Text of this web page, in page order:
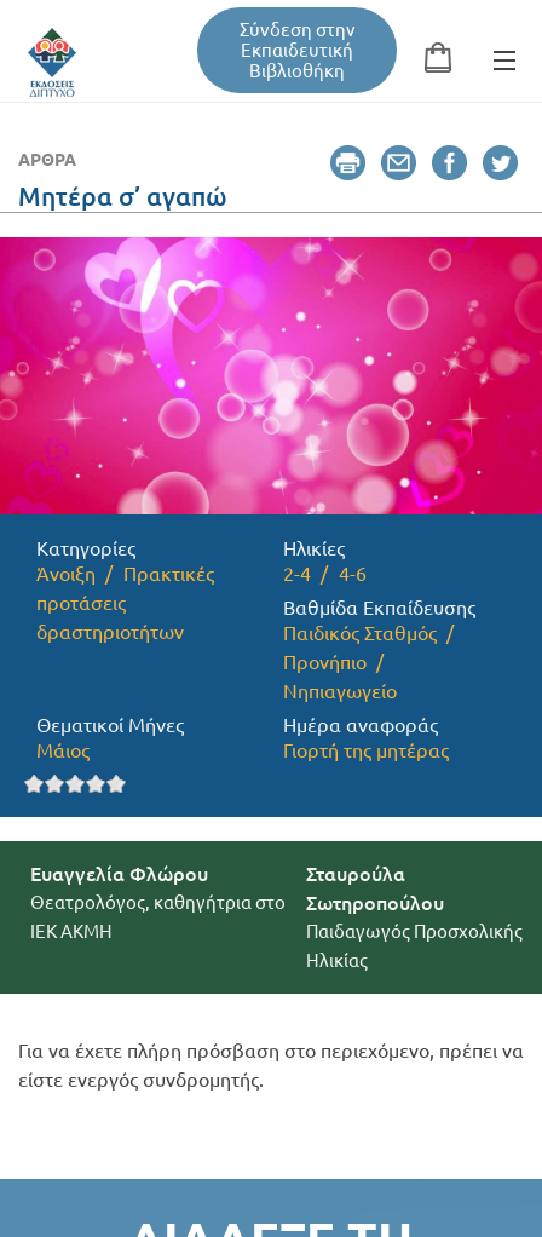
Σύνδεση στην
Εκπαιδευτική
Βιβλιοθήκη
Φόρμα αναζήτησης
Εκπαιδευτική Βιβλιοθήκη
Βιβλία
Σεμινάρια / Συνέδρια
Τεύχη Περιοδικών
Προσφορές
ΆΡΘΡΑ
Μητέρα σ’ αγαπώ
Κατηγορίες
Άνοιξη
Πρακτικές
προτάσεις
δραστηριοτήτων
Ηλικίες
2-4
4-6
Βαθμίδα Εκπαίδευσης
Παιδικός Σταθμός
Προνήπιο
Νηπιαγωγείο
Θεματικοί Μήνες
Μάιος
Ημέρα αναφοράς
Γιορτή της μητέρας
Ευαγγελία Φλώρου
Θεατρολόγος, καθηγήτρια στο
ΙΕΚ ΑΚΜΗ
Σταυρούλα
Σωτηροπούλου
Παιδαγωγός Προσχολικής
Ηλικίας
Για να έχετε πλήρη πρόσβαση στο περιεχόμενο, πρέπει να
είστε ενεργός συνδρομητής.